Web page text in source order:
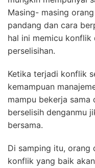
Masing- masing
pandang dan cara
hal ini memicu konflik
perselisihan.
Ketika terjadi konflik
kemampuan
mampu bekerja sama
berselisih denganmu
bersama.
Di samping itu, orang
konflik yang baik